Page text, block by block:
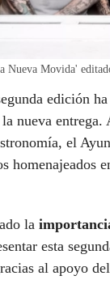
Movida'
edición
nueva
el
la
esta
al apoyo